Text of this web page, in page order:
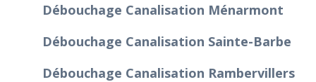
Débouchage Canalisation Ménarmont
Débouchage Canalisation Sainte-Barbe
Débouchage Canalisation Rambervillers